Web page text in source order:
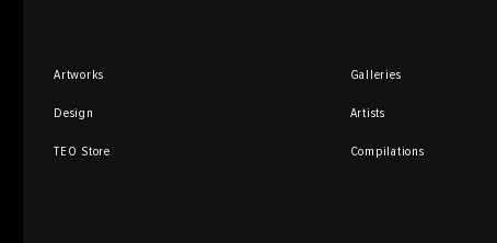
Artworks
Design
TEO Store
Galleries
Artists
Compilations